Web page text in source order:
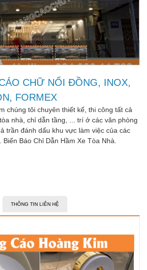
CHỮ NỔI ĐỒNG, INOX,
FORMEX
chúng tôi chuyên thiết kế, thi công tất cả
nhà, chỉ dẫn tầng, ... trí ở các văn phòng
trần đánh dấu khu vực làm việc của các
Báo Chỉ Dẫn Hầm Xe Tòa Nhà.
THÔNG TIN LIÊN HỆ